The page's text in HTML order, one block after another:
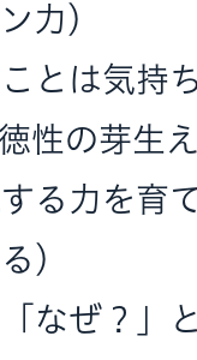
力）
とは気持
性の芽生
る力を育
）
「なぜ？」